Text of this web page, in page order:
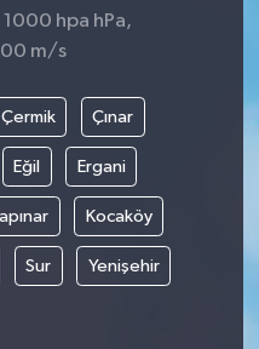
1000 hpa hPa,
m/s
Çermik Çınar
Eğil Ergani
Kocaköy
Sur Yenişehir